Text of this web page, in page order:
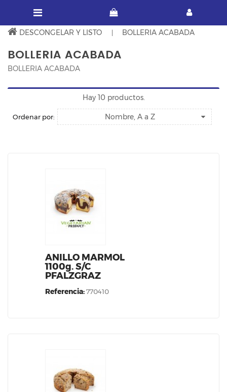
DESCONGELAR Y LISTO BOLLERIA ACABADA
BOLLERIA ACABADA
BOLLERIA ACABADA
Hay 10 productos.
Ordenar por: Nombre, A a Z
ANILLO MARMOL
1100g. S/C
PFALZGRAZ
Referencia:770410